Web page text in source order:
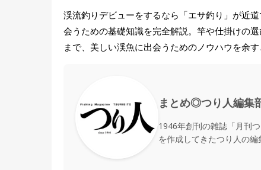
渓流釣りデビューをするなら「エサ釣り」が近
会うための基礎知識を完全解説。竿や仕掛けの
まで、美しい渓魚に出会うためのノウハウを余す
まとめ◎つり人編集
1946年創刊の雑誌「月刊
を作成してきたつり人の編